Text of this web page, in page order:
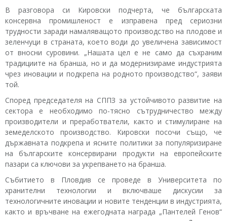
В разговора си Кировски подчерта, че българската
консервна промишленост е изправена пред сериозни
трудности заради намаляващото производство на плодове и
зеленчуци в страната, което води до увеличена зависимост
от вносни суровини. „Нашата цел е не само да съхраним
традициите на бранша, но и да модернизираме индустрията
чрез иновации и подкрепа на родното производство“, заяви
той.
Според председателя на СППЗ за устойчивото развитие на
сектора е необходимо по-тясно сътрудничество между
производители и преработватели, както и стимулиране на
земеделското производство. Кировски посочи също, че
държавната подкрепа и ясните политики за популяризиране
на българските консервирани продукти на европейските
пазари са ключови за укрепването на бранша.
Събитието в Пловдив се проведе в Университета по
хранителни технологии и включваше дискусии за
технологичните иновации и новите тенденции в индустрията,
както и връчване на ежегодната награда „Пантелей Генов“